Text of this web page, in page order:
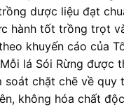
dược liệu đạt
hành tốt trồng trọt
khuyến cáo của
lá Sói Rừng được
soát chặt chẽ về quy
không hóa chất